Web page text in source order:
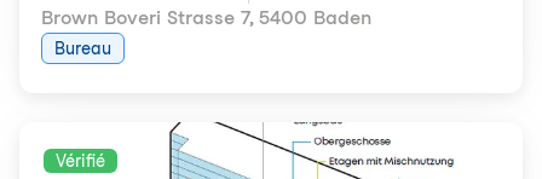
Brown Boveri Strasse 7, 5400 Baden
Bureau
Vérifié